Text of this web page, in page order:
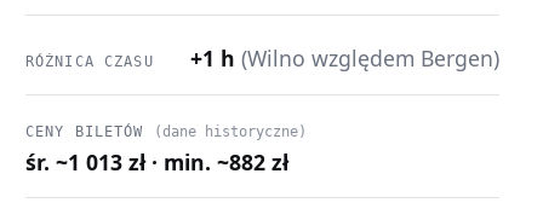
RÓŻNICA CZASU +1 h(Wilno względem Bergen)
CENY BILETÓW (dane historyczne)
śr. ~1 013 zł · min. ~882 zł